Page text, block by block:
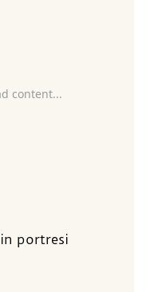
content...
portresi